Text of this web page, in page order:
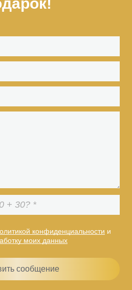
конфиденциальности и
моих данных
сообщение